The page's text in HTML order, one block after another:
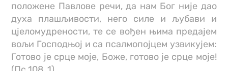
положене Павлове речи, да нам Бог није дао
духа плашљивости, него силе и љубави и
цјеломудрености, те се вођен њима предајем
вољи Господњој и са псалмопојцем узвикујем:
Готово је срце моје, Боже, готово је срце моје!